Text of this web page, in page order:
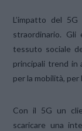
L’impatto del
straordinario.
tessuto sociale
principali trend in
per la mobilità,
Con il 5G un
scaricare una